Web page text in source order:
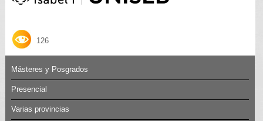
126
Másteres y Posgrados
Presencial
Varias provincias